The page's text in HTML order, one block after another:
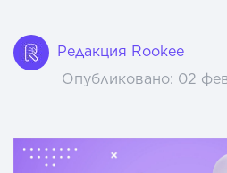
Редакция Rookee
Опубликовано: 02